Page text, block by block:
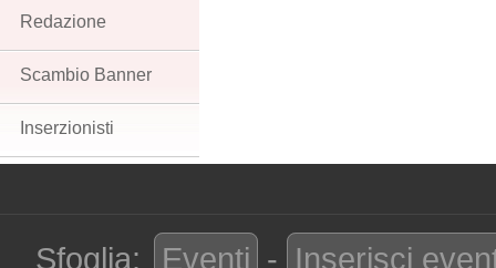
Redazione
Scambio Banner
Inserzionisti
Sfoglia: Eventi - Inserisci